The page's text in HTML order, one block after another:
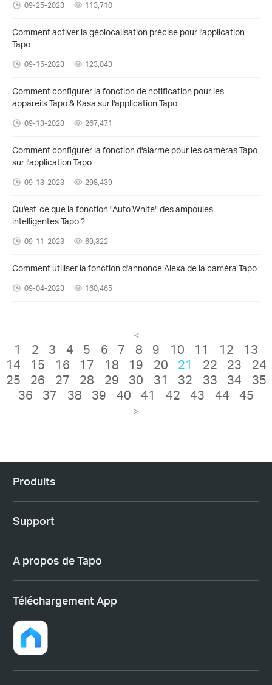
09-25-2023 113,710
Comment activer la géolocalisation précise pour l'application
Tapo
09-15-2023 123,043
Comment configurer la fonction de notification pour les
appareils Tapo & Kasa sur l'application Tapo
09-13-2023 267,471
Comment configurer la fonction d'alarme pour les caméras Tapo
sur l'application Tapo
09-13-2023 298,439
Qu'est-ce que la fonction "Auto White" des ampoules
intelligentes Tapo ?
09-11-2023 69,322
Comment utiliser la fonction d'annonce Alexa de la caméra Tapo
09-04-2023 160,465
<
1 2 3 4 5 6 7 8 9 10 11 12
13
14
15 16 17 18 19 20 21 22 23
24
25
26 27 28 29 30 31 32 33 34
35
36
37 38 39 40 41 42 43 44 45
>
Produits
Support
A propos de Tapo
Téléchargement App